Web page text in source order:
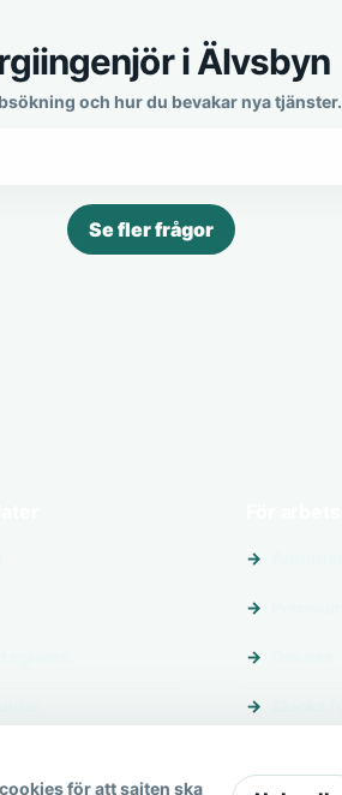
i Älvsbyn
och hur du bevakar nya tjänster.
Se fler frågor
för att sajten ska